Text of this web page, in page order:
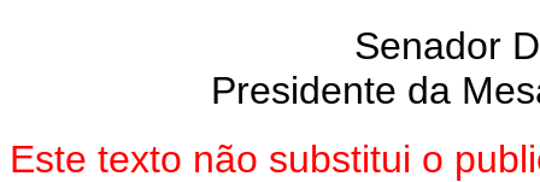
Senador
Presidente da
Este texto não substitui o